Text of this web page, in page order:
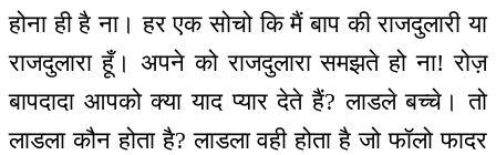
होना ही है ना। हर एक सोचो कि मैं बाप की राजदुलारी या
राजदुलारा हूँ। अपने को राजदुलारा समझते हो ना! रोज़
बापदादा आपको क्या याद प्यार देते हैं? लाडले बच्चे। तो
लाडला कौन होता है? लाडला वही होता है जो फॉलो फादर